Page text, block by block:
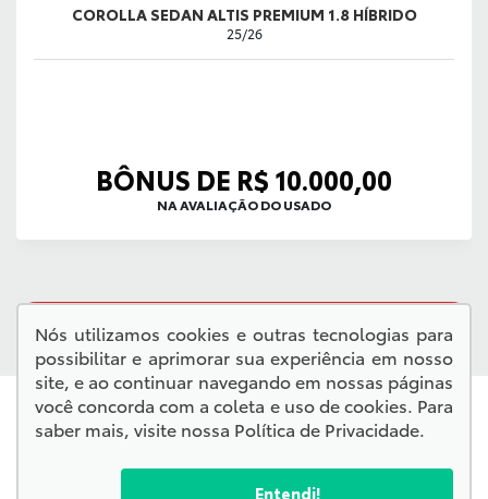
COROLLA SEDAN ALTIS PREMIUM 1.8 HÍBRIDO
25/26
BÔNUS DE R$ 10.000,00
NA AVALIAÇÃO DO USADO
Nós utilizamos cookies e outras tecnologias para
possibilitar e aprimorar sua experiência em nosso
site, e ao continuar navegando em nossas páginas
você concorda com a coleta e uso de cookies. Para
saber mais, visite nossa Política de Privacidade.
Entendi!